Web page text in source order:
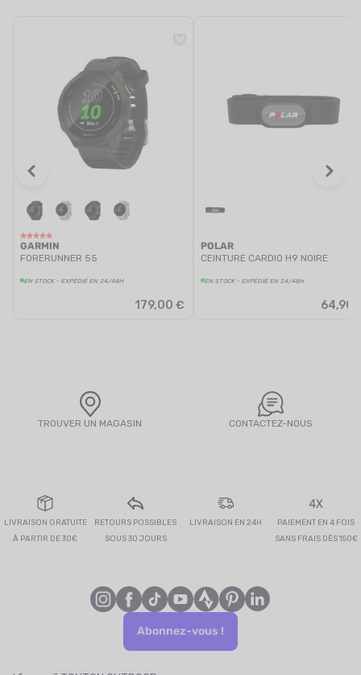
GARMIN
FORERUNNER 55
EN STOCK - EXPÉDIÉ EN 24/48H
179,00 €
POLAR
CEINTURE CARDIO H9 NOIRE
EN STOCK - EXPÉDIÉ EN 24/48H
64,90
TROUVER UN MAGASIN CONTACTEZ-NOUS
LIVRAISON GRATUITE
À PARTIR DE 30€
RETOURS POSSIBLES
SOUS 30 JOURS
LIVRAISON EN 24H
4X
PAIEMENT EN 4 FOIS
SANS FRAIS DÈS 150€
Abonnez-vous !